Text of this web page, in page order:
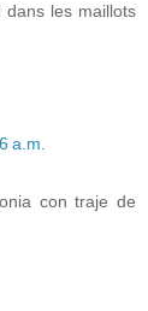
les maillots
a.m.
con traje de